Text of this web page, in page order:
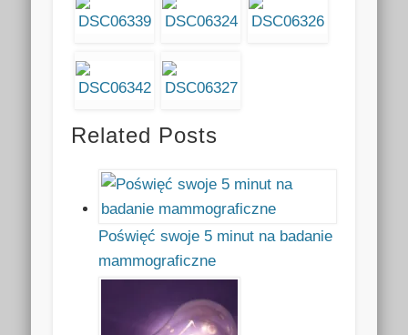
Related Posts
Poświęć swoje 5 minut na badanie
mammograficzne